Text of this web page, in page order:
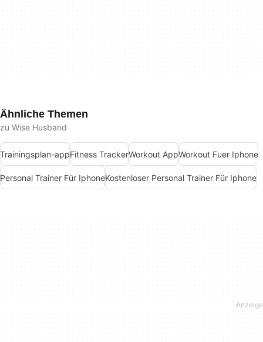
Ähnliche Themen
zu Wise Husband
Trainingsplan-appFitness TrackerWorkout AppWorkout Fuer Iphone
Personal Trainer Für IphoneKostenloser Personal Trainer Für Iphone